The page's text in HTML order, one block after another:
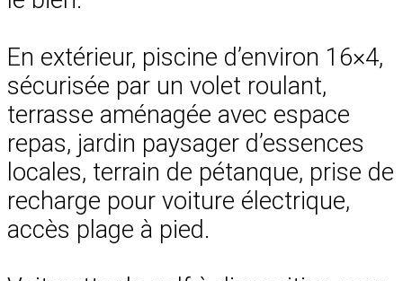
En extérieur, piscine d’environ 16×4,
sécurisée par un volet roulant,
terrasse aménagée avec espace
repas, jardin paysager d’essences
locales, terrain de pétanque, prise de
recharge pour voiture électrique,
accès plage à pied.